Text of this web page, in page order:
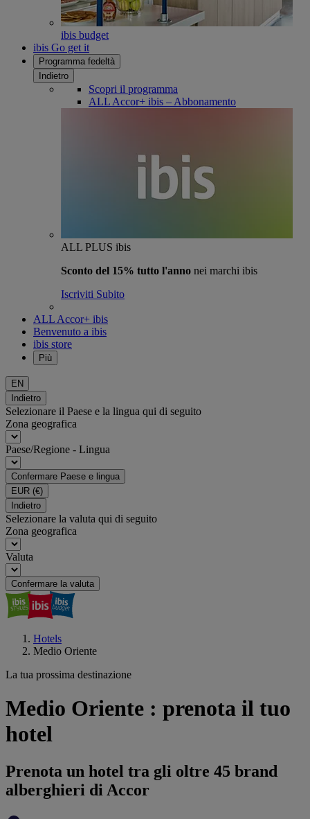
ibis budget
ibis Go get it
Programma fedeltà
Indietro
Scopri il programma
ALL Accor+ ibis – Abbonamento
ALL PLUS ibis
Sconto del 15% tutto l'anno nei marchi ibis
Iscriviti Subito
ALL Accor+ ibis
Benvenuto a ibis
ibis store
Più
EN
Indietro
Selezionare il Paese e la lingua qui di seguito
Zona geografica
Paese/Regione - Lingua
Confermare Paese e lingua
EUR (€)
Indietro
Selezionare la valuta qui di seguito
Zona geografica
Valuta
Confermare la valuta
Hotels
Medio Oriente
La tua prossima destinazione
Medio Oriente : prenota il tuo
hotel
Prenota un hotel tra gli oltre 45 brand
alberghieri di Accor